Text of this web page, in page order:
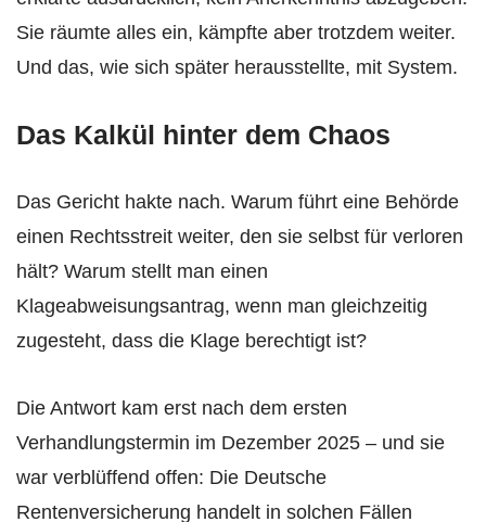
Sie räumte alles ein, kämpfte aber trotzdem weiter.
Und das, wie sich später herausstellte, mit System.
Das Kalkül hinter dem Chaos
Das Gericht hakte nach. Warum führt eine Behörde
einen Rechtsstreit weiter, den sie selbst für verloren
hält? Warum stellt man einen
Klageabweisungsantrag, wenn man gleichzeitig
zugesteht, dass die Klage berechtigt ist?
Die Antwort kam erst nach dem ersten
Verhandlungstermin im Dezember 2025 – und sie
war verblüffend offen: Die Deutsche
Rentenversicherung handelt in solchen Fällen